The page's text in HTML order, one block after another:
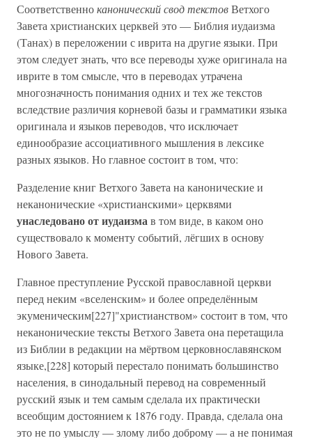
Соответственноканонический свод текстовВетхого
Завета христианских церквей это — Библия иудаизма
(Танах) в переложении с иврита на другие языки. При
этом следует знать, что все переводы хуже оригинала на
иврите в том смысле, что в переводах утрачена
многозначность понимания одних и тех же текстов
вследствие различия корневой базы и грамматики языка
оригинала и языков переводов, что исключает
единообразие ассоциативного мышления в лексике
разных языков. Но главное состоит в том, что:
Разделение книг Ветхого Завета на канонические и
неканонические «христианскими» церквями
унаследовано от иудаизмав том виде, в каком оно
существовало к моменту событий, лёгших в основу
Нового Завета.
Главное преступление Русской православной церкви
перед неким «вселенским» и более определённым
экуменическим[227]"христианством» состоит в том, что
неканонические тексты Ветхого Завета она перетащила
из Библии в редакции на мёртвом церковнославянском
языке,[228] который перестало понимать большинство
населения, в синодальный перевод на современный
русский язык и тем самым сделала их практически
всеобщим достоянием к 1876 году. Правда, сделала она
это не по умыслу — злому либо доброму — а не понимая